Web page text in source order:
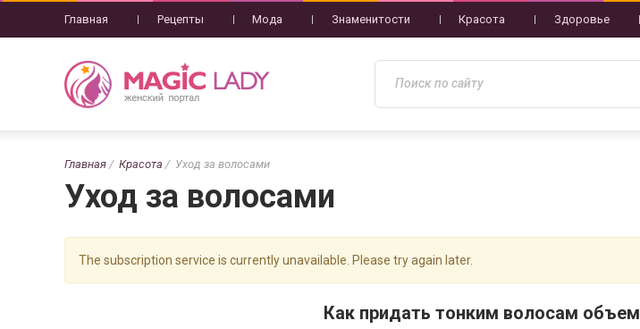
Главная Рецепты Мода Знаменитости Красота Здоровье
Главная Красота Уход за волосами
Уход за волосами
The subscription service is currently unavailable. Please try again later.
Как придать тонким волосам объем